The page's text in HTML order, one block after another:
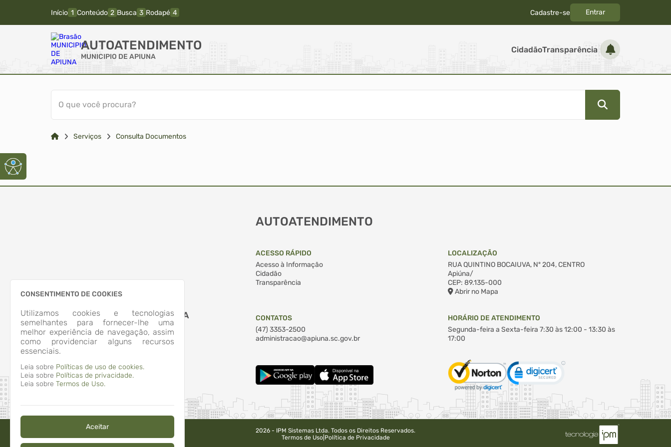
Início Conteúdo Busca Rodapé Cadastre-se Entrar
AUTOATENDIMENTO
MUNICIPIO DE APIUNA
CidadãoTransparência
O que você procura?
Serviços Consulta Documentos
CONSENTIMENTO DE COOKIES
Utilizamos cookies e tecnologias
semelhantes para fornecer-lhe uma
melhor experiência de navegação, assim
como providenciar alguns recursos
essenciais.
Leia sobre Políticas de uso de cookies.
Leia sobre Políticas de privacidade.
Leia sobre Termos de Uso.
Aceitar
MUNICIPIO DE APIUNA
AUTOATENDIMENTO
ACESSO RÁPIDO
Acesso à Informação
Cidadão
Transparência
LOCALIZAÇÃO
RUA QUINTINO BOCAIUVA, Nº 204, CENTRO
Apiúna/
CEP: 89.135-000
Abrir no Mapa
CONTATOS
(47) 3353-2500
administracao@apiuna.sc.gov.br
HORÁRIO DE ATENDIMENTO
Segunda-feira a Sexta-feira 7:30 às 12:00 - 13:30 às
17:00
2026 - IPM Sistemas Ltda. Todos os Direitos Reservados.
Termos de Uso| Política de Privacidade